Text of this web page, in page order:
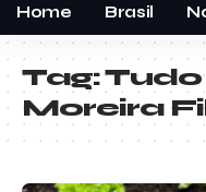
Home Brasil
Tag:Tudo
Moreira